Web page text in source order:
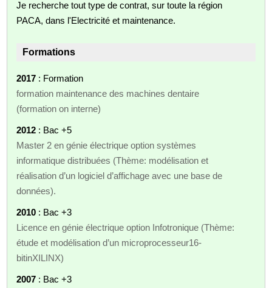
Je recherche tout type de contrat, sur toute la région
PACA, dans l'Electricité et maintenance.
Formations
2017 : Formation
formation maintenance des machines dentaire
(formation on interne)
2012 : Bac +5
Master 2 en génie électrique option systèmes
informatique distribuées (Thème: modélisation et
réalisation d’un logiciel d’affichage avec une base de
données).
2010 : Bac +3
Licence en génie électrique option Infotronique (Thème:
étude et modélisation d’un microprocesseur16-
bitinXILINX)
2007 : Bac +3